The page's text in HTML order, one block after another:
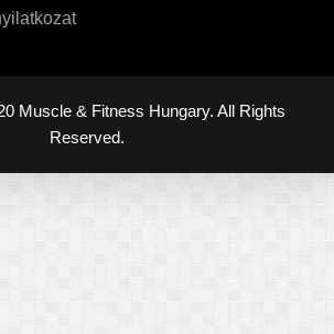
Muscle & Fitness Hungary. All Rights
Reserved.